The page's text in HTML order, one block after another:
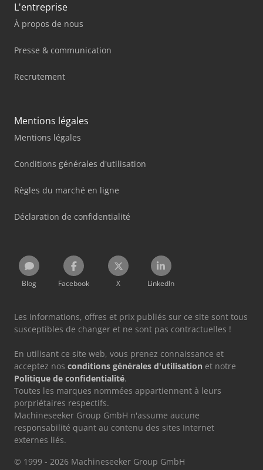
L'entreprise
À propos de nous
Presse & communication
Recrutement
Mentions légales
Mentions légales
Conditions générales d'utilisation
Règles du marché en ligne
Déclaration de confidentialité
Blog Facebook X LinkedIn
Les informations, offres et prix publiés sur ce site sont tous
susceptibles de changer et ne sont pas contractuelles !
En utilisant ce site web, vous prenez connaissance et
acceptez nos conditions générales d'utilisation et notre
Politique de confidentialité.
Toutes les marques nommées appartiennent à leurs
porpriétaires respectifs.
Machineseeker Group GmbH n'assume aucune
responsabilité quant au contenu des sites Internet
externes liés.
© 1999 - 2026 Machineseeker Group GmbH